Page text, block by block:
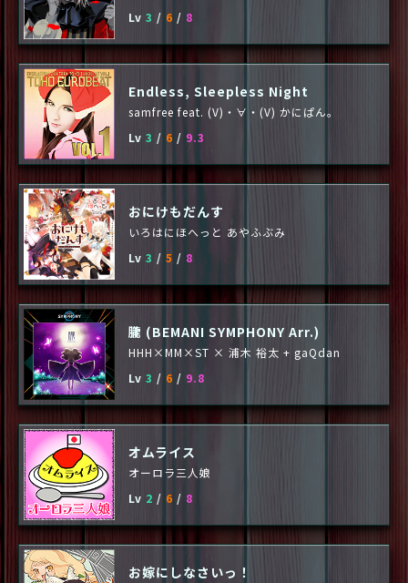
Lv 3 / 6 / 8
Endless, Sleepless Night
samfree feat. (V)・∀・(V) かにぱん。
Lv 3 / 6 / 9.3
おにけもだんす
いろはにほへっと あやふぶみ
Lv 3 / 5 / 8
朧 (BEMANI SYMPHONY Arr.)
HHH×MM×ST × 浦木 裕太 + gaQdan
Lv 3 / 6 / 9.8
オムライス
オーロラ三人娘
Lv 2 / 6 / 8
お嫁にしなさいっ！